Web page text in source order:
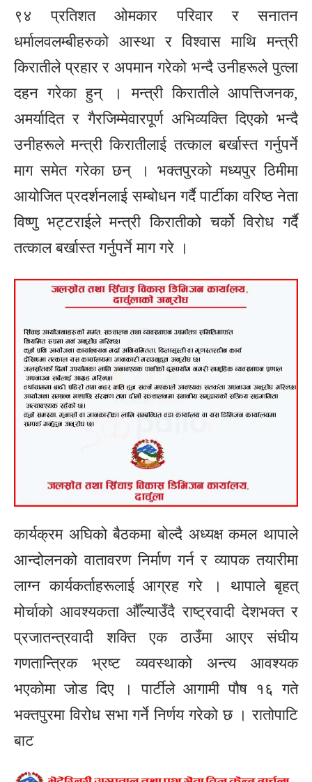
९४ प्रतिशत ओमकार परिवार र सनातन
धर्मालवलम्बीहरुको आस्था र विश्वास माथि मन्त्री
किरातीले प्रहार र अपमान गरेको भन्दै उनीहरूले पुत्ला
दहन गरेका हुन् । मन्त्री किरातीले आपत्तिजनक,
अमर्यादित र गैरजिम्मेवारपूर्ण अभिव्यक्ति दिएको भन्दै
उनीहरूले मन्त्री किरातीलाई तत्काल बर्खास्त गर्नुपर्ने
माग समेत गरेका छन् । भक्तपुरको मध्यपुर ठिमीमा
आयोजित प्रदर्शनलाई सम्बोधन गर्दै पार्टीका वरिष्ठ नेता
विष्णु भट्टराईले मन्त्री किरातीको चर्को विरोध गर्दै
तत्काल बर्खास्त गर्नुपर्ने माग गरे ।
कार्यक्रम अघिको बैठकमा बोल्दै अध्यक्ष कमल थापाले
आन्दोलनको वातावरण निर्माण गर्न र व्यापक तयारीमा
लाग्न कार्यकर्ताहरूलाई आग्रह गरे । थापाले बृहत्
मोर्चाको आवश्यकता औँल्याउँदै राष्ट्रवादी देशभक्त र
प्रजातन्त्रवादी शक्ति एक ठाउँमा आएर संघीय
गणतान्त्रिक भ्रष्ट व्यवस्थाको अन्त्य आवश्यक
भएकोमा जोड दिए । पार्टीले आगामी पौष १६ गते
भक्तपुरमा विरोध सभा गर्ने निर्णय गरेको छ । रातोपाटि
बाट